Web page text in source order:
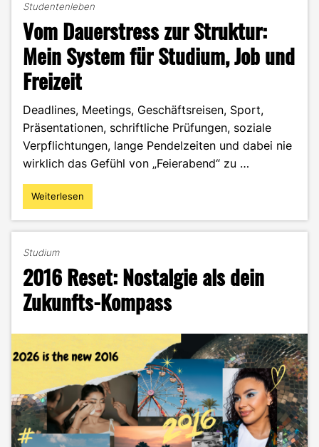
Studentenleben
Vom Dauerstress zur Struktur:
Mein System für Studium, Job und
Freizeit
Deadlines, Meetings, Geschäftsreisen, Sport,
Präsentationen, schriftliche Prüfungen, soziale
Verpflichtungen, lange Pendelzeiten und dabei nie
wirklich das Gefühl von „Feierabend“ zu …
"Vom
Dauerstress
Mein
System
für
Studium,
und
Weiterlesen
Studium
2016 Reset: Nostalgie als dein
Zukunfts-Kompass